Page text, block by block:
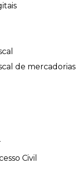
de mercadorias
Civil